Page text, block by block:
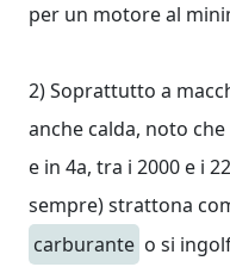
per un motore al
2) Soprattutto a
anche calda, noto
e in 4a, tra i 2000 e i
sempre) strattona
carburante o si